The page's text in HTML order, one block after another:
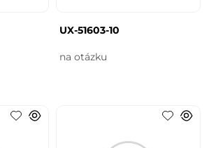
UX-51603-10
na otázku